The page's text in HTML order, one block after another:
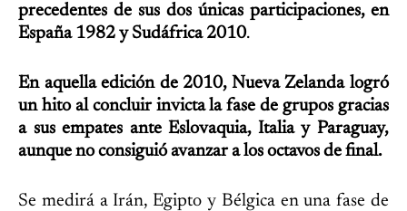
precedentes de sus dos únicas participaciones, en
España 1982 y Sudáfrica 2010.
En aquella edición de 2010, Nueva Zelanda logró
un hito al concluir invicta la fase de grupos gracias
a sus empates ante Eslovaquia, Italia y Paraguay,
aunque no consiguió avanzar a los octavos de final.
Se medirá a Irán, Egipto y Bélgica en una fase de